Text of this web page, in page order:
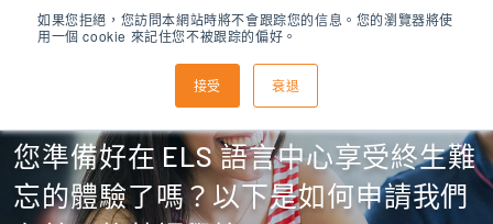
如果您拒絕，您訪問本網站時將不會跟踪您的信息。您的瀏覽器將使
用一個 cookie 來記住您不被跟踪的偏好。
接受 衰退
如何申請
您準備好在 ELS 語言中心享受終生難
忘的體驗了嗎？以下是如何申請我們